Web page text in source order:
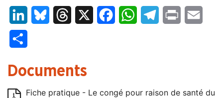
LinkedInBluesky Threads FacebookWhatsAppTelegram
Print
Documents
Fiche pratique - Le congé pour raison de santé du